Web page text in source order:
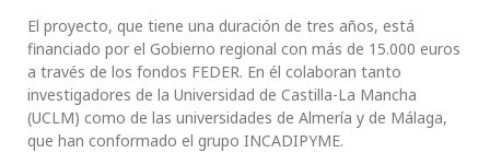
El proyecto, que tiene una duración de tres años, está
financiado por el Gobierno regional con más de 15.000 euros
a través de los fondos FEDER. En él colaboran tanto
investigadores de la Universidad de Castilla-La Mancha
(UCLM) como de las universidades de Almería y de Málaga,
que han conformado el grupo INCADIPYME.